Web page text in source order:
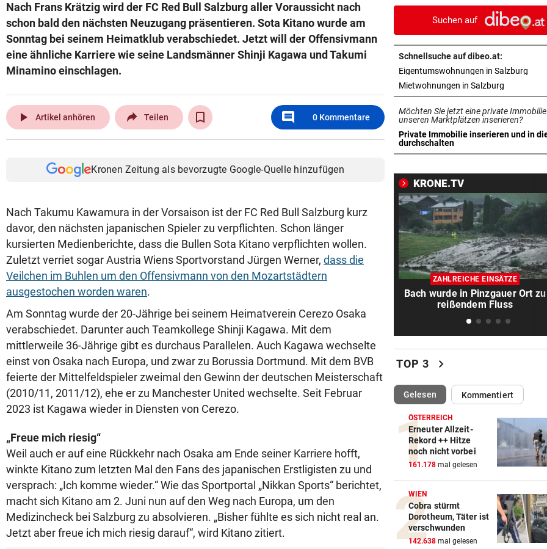
Nach Frans Krätzig wird der FC Red Bull Salzburg aller Voraussicht nach
schon bald den nächsten Neuzugang präsentieren. Sota Kitano wurde am
Sonntag bei seinem Heimatklub verabschiedet. Jetzt will der Offensivmann
eine ähnliche Karriere wie seine Landsmänner Shinji Kagawa und Takumi
Minamino einschlagen.
play_arrow Artikel anhören Teilen comment 0 Kommentare
Kronen Zeitung als bevorzugte Google-Quelle hinzufügen
Nach Takumu Kawamura in der Vorsaison ist der FC Red Bull Salzburg kurz
davor, den nächsten japanischen Spieler zu verpflichten. Schon länger
kursierten Medienberichte, dass die Bullen Sota Kitano verpflichten wollen.
Zuletzt verriet sogar Austria Wiens Sportvorstand Jürgen Werner, dass die
Veilchen im Buhlen um den Offensivmann von den Mozartstädtern
ausgestochen worden waren.
Am Sonntag wurde der 20-Jährige bei seinem Heimatverein Cerezo Osaka
verabschiedet. Darunter auch Teamkollege Shinji Kagawa. Mit dem
mittlerweile 36-Jährige gibt es durchaus Parallelen. Auch Kagawa wechselte
einst von Osaka nach Europa, und zwar zu Borussia Dortmund. Mit dem BVB
feierte der Mittelfeldspieler zweimal den Gewinn der deutschen Meisterschaft
(2010/11, 2011/12), ehe er zu Manchester United wechselte. Seit Februar
2023 ist Kagawa wieder in Diensten von Cerezo.
„Freue mich riesig“
Weil auch er auf eine Rückkehr nach Osaka am Ende seiner Karriere hofft,
winkte Kitano zum letzten Mal den Fans des japanischen Erstligisten zu und
versprach: „Ich komme wieder.“ Wie das Sportportal „Nikkan Sports“ berichtet,
macht sich Kitano am 2. Juni nun auf den Weg nach Europa, um den
Medizincheck bei Salzburg zu absolvieren. „Bisher fühlte es sich nicht real an.
Jetzt aber freue ich mich riesig darauf“, wird Kitano zitiert.
etwas kommt nie vor“
VORSCHLAG FÜR ROUTE vor
Land Salzburg hält dem S-
Bahn frei
UNWETTER-SCHÄDEN
Muren in Gastein: „Mit
Auge davongekommen“
SALZBURGER LIGA
im Start-Hit
REGIONALLIGA NORD vor 18
„Das war ein echtes
von uns“
LIEFERING VERLIERT vor
Enttäuschende Zweitliga-
Rückkehr nach Grödig
Verhounig mit Klausel,
am Prüfstand
VERHEERENDE UNWETTER vor
Der Tag danach: „Es sieht
am Schlachtfeld“
Bekiffter 16-Jähriger mit
getuntem Moped erwischt
ELEKTRONIK WURDE NASS vor
Suchen auf
Schnellsuche auf dibeo.at:
Eigentumswohnungen in Salzburg
Mietwohnungen in Salzburg
Möchten Sie jetzt eine private
unseren Marktplätzen inserieren?
Private Immobilie inserieren und in
durchschalten
in neuem Tab öffnen
KRONE.TV
ZAHLREICHE EINSÄTZE
Bach wurde in Pinzgauer Ort zu
reißendem Fluss
TOP 3 chevron_right
Gelesen(ausgewählt)Kommentiert
ÖSTERREICH
Erneuter Allzeit-
Rekord ++ Hitze
noch nicht vorbei
161.178 mal gelesen
WIEN
Cobra stürmt
Dorotheum, Täter ist
verschwunden
142.638 mal gelesen